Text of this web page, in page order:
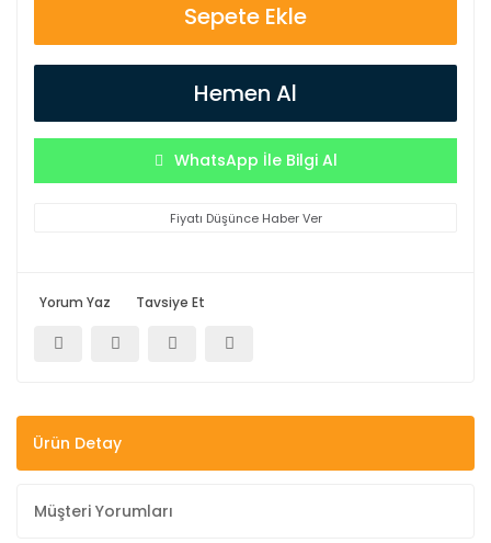
Sepete Ekle
Hemen Al
WhatsApp İle Bilgi Al
Fiyatı Düşünce Haber Ver
Yorum Yaz Tavsiye Et
Ürün Detay
Müşteri Yorumları